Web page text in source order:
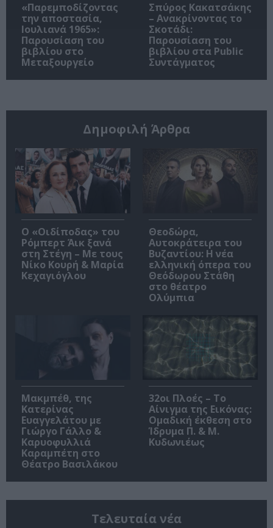
«Παρεμποδίζοντας
την αποστασία,
Ιουλιανά 1965»:
Παρουσίαση του
βιβλίου στο
Μεταξουργείο
Σπύρος Κακατσάκης
– Ανακρίνοντας το
Σκοτάδι:
Παρουσίαση του
βιβλίου στα Public
Συντάγματος
Δημοφιλή Άρθρα
O «Οιδίποδας» του
Ρόμπερτ Άικ ξανά
στη Στέγη – Με τους
Νίκο Κουρή & Μαρία
Κεχαγιόγλου
Θεοδώρα,
Αυτοκράτειρα του
Βυζαντίου: Η νέα
ελληνική όπερα του
Θεόδωρου Στάθη
στο θέατρο
Ολύμπια
Μακμπέθ, της
Κατερίνας
Ευαγγελάτου με
Γιώργο Γάλλο &
Καρυοφυλλιά
Καραμπέτη στο
Θέατρο Βασιλάκου
32οι Πλοές – Το
Αίνιγμα της Εικόνας:
Ομαδική έκθεση στο
Ίδρυμα Π. & Μ.
Κυδωνιέως
Τελευταία νέα